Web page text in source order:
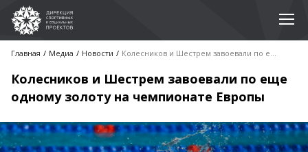
Главная Медиа Новости Колесников и Шестрем завоевали по еще одному золоту на чемпионате Европы
Колесников и Шестрем завоевали по еще
одному золоту на чемпионате Европы